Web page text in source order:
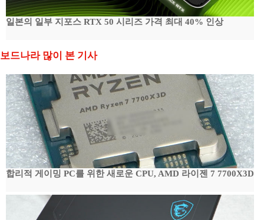
일본의 일부 지포스 RTX 50 시리즈 가격 최대 40% 인상
보드나라 많이 본 기사
합리적 게이밍 PC를 위한 새로운 CPU, AMD 라이젠 7 7700X3D